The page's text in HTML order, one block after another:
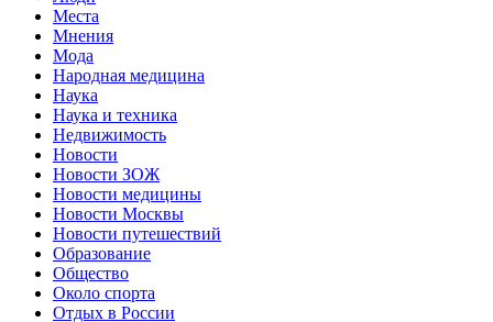
Места
Мнения
Мода
Народная медицина
Наука
Наука и техника
Недвижимость
Новости
Новости ЗОЖ
Новости медицины
Новости Москвы
Новости путешествий
Образование
Общество
Около спорта
Отдых в России